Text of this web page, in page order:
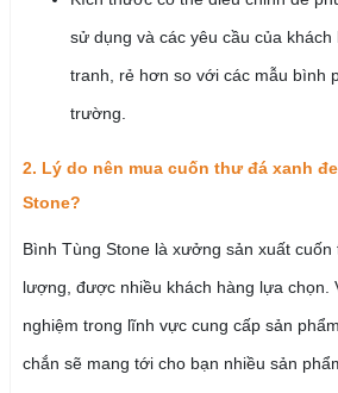
sử dụng và các yêu cầu của
tranh, rẻ hơn so với các mẫu bình
trường.
2. Lý do nên mua cuốn thư đá xanh
Stone?
Bình Tùng Stone là xưởng sản xuất
lượng, được nhiều khách hàng lựa chọn.
nghiệm trong lĩnh vực cung cấp sản
chắn sẽ mang tới cho bạn nhiều sản